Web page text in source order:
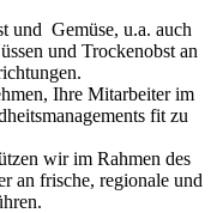
und Gemüse, u.a. auch
und Trockenobst an
Ihre Mitarbeiter im
fit zu
wir im Rahmen des
an frische, regionale und